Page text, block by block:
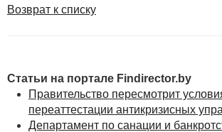
ее решение
Возврат к списку
Статьи на портале Findirector.by
Правительство пересмотрит
переаттестации антикризисных
Департамент по санации и